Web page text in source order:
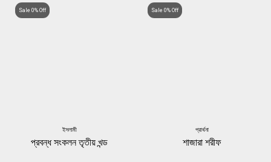
Sale 0% Off
ইসলামী
প্রবন্ধ সংকলন তৃতীয় খন্ড
Sale 0% Off
প্রার্থনা
শাজারা শরীফ